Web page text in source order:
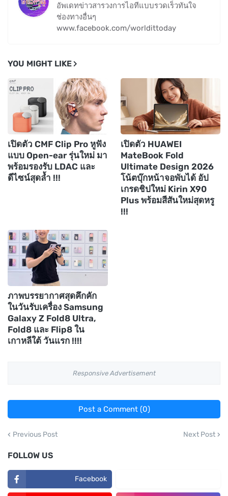
อัพเดทข่าวสารวงการไอทีแบบรวดเร็วทันใจ
ช่องทางอื่นๆ
www.facebook.com/worldittoday
YOU MIGHT LIKE
เปิดตัว CMF Clip Pro หูฟัง
แบบ Open-ear รุ่นใหม่ มา
พร้อมรองรับ LDAC และ
ดีไซน์สุดล้ำ !!!
เปิดตัว HUAWEI
MateBook Fold
Ultimate Design 2026
โน้ตบุ๊กหน้าจอพับได้ อัป
เกรดชิปใหม่ Kirin X90
Plus พร้อมสีสันใหม่สุดหรู
!!!
ภาพบรรยากาศสุดคึกคัก
ในวันรับเครื่อง Samsung
Galaxy Z Fold8 Ultra,
Fold8 และ Flip8 ใน
เกาหลีใต้ วันแรก !!!!
Responsive Advertisement
Post a Comment (0)
Previous Post Next Post
FOLLOW US
Facebook